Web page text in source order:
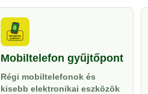
Mobiltelefon gyűjtőpont
Régi mobiltelefonok és
kisebb elektronikai eszközök